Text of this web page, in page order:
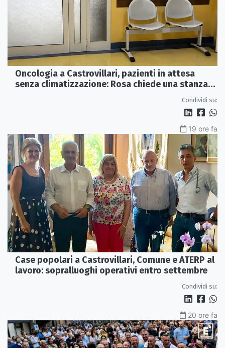
Oncologia a Castrovillari, pazienti in attesa
senza climatizzazione: Rosa chiede una stanza
Condividi su:
19 ore fa
Case popolari a Castrovillari, Comune e ATERP al
lavoro: sopralluoghi operativi entro settembre
Condividi su:
20 ore fa